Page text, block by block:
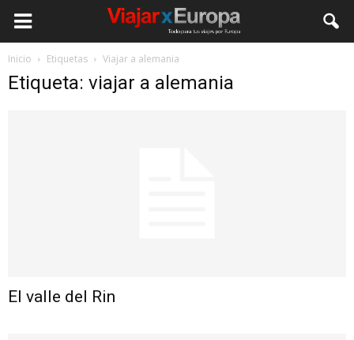
Viajar
por
Inicio Etiquetas Viajar a alemania
Etiqueta: viajar a alemania
El valle del Rin